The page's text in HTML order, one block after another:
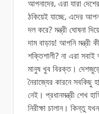
আপনাদের, এরা যারা
ঠকিয়েই যাচ্ছে, এদের
দল করে? মন্ত্রী ঘোষনা
দাম বাড়ায়! আপনি মন্ত্রী
শক্তিশালী? না এরা
মানুষ খুব বিরক্ত।
নৈরাজ্যের কারনে
নেই। প্রধানমন্ত্রী শেখ
নিরীক্ষা চালান। কিন্তু